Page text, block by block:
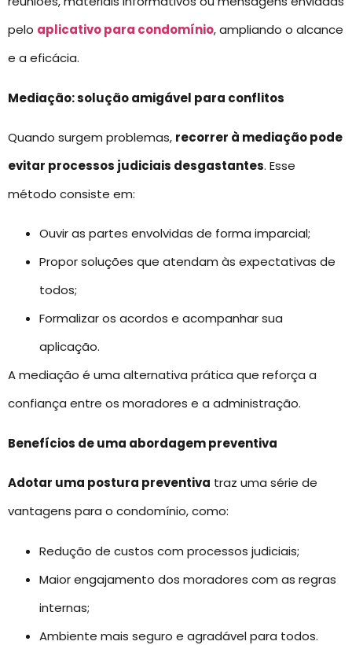
pelo aplicativo para condomínio, ampliando o alcance
e a eficácia.
Mediação: solução amigável para conflitos
Quando surgem problemas, recorrer à mediação pode
evitar processos judiciais desgastantes. Esse
método consiste em:
Ouvir as partes envolvidas de forma imparcial;
Propor soluções que atendam às expectativas de
todos;
Formalizar os acordos e acompanhar sua
aplicação.
A mediação é uma alternativa prática que reforça a
confiança entre os moradores e a administração.
Benefícios de uma abordagem preventiva
Adotar uma postura preventiva traz uma série de
vantagens para o condomínio, como:
Redução de custos com processos judiciais;
Maior engajamento dos moradores com as regras
internas;
Ambiente mais seguro e agradável para todos.